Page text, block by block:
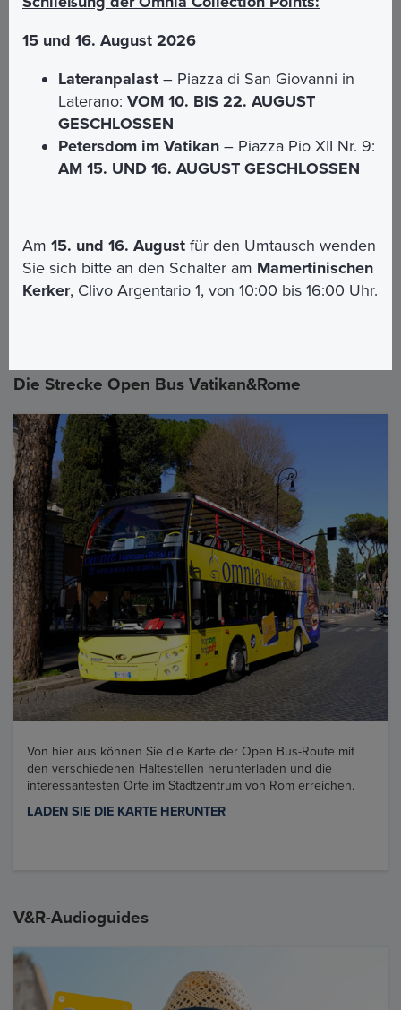
Weiteres geschlossen.
enthaltenen Standorten besteht für alle
Behinderten mit einer Invaliditätsbescheinigung
freier Eintritt ohne Anstehen.
Aus diesem Grund wird der Kauf des
OMNIA Card-Pakets für Menschen mit
erforderlich ist.
Alle FAQs ansehen
Die Strecke Open Bus Vatikan&Rome
Von hier aus können Sie die Karte der Open Bus-Route mit
den verschiedenen Haltestellen herunterladen und die
interessantesten Orte im Stadtzentrum von Rom erreichen.
LADEN SIE DIE KARTE HERUNTER
V&R-Audioguides
15 und 16. August 2026
Lateranpalast – Piazza di San Giovanni in
Laterano:VOM 10. BIS 22. AUGUST
GESCHLOSSEN
Petersdom im Vatikan – Piazza Pio XII Nr. 9:
AM 15. UND 16. AUGUST GESCHLOSSEN
Am15. und 16. Augustfür den Umtausch wenden
Sie sich bitte an den Schalter am Mamertinischen
Kerker, Clivo Argentario 1, von 10:00 bis 16:00 Uhr.